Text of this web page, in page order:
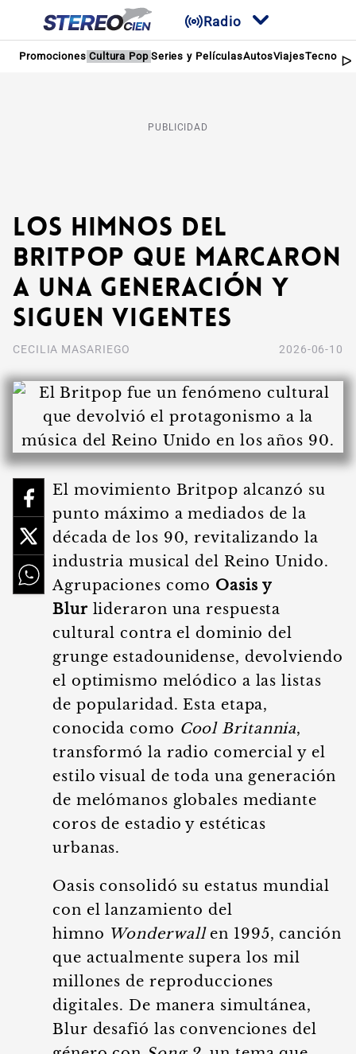
Radio
Promociones Cultura Pop Series y PelículasAutosViajes
PUBLICIDAD
Los himnos del
Britpop que marcaron
a una generación y
siguen vigentes
CECILIA MASARIEGO 2026-06-10
El movimiento Britpop alcanzó su
punto máximo a mediados de la
década de los 90, revitalizando la
industria musical del Reino Unido.
Agrupaciones como Oasis y
Blurlideraron una respuesta
cultural contra el dominio del
grunge estadounidense, devolviendo
el optimismo melódico a las listas
de popularidad. Esta etapa,
conocida como Cool Britannia,
transformó la radio comercial y el
estilo visual de toda una generación
de melómanos globales mediante
coros de estadio y estéticas
urbanas.
Oasis consolidó su estatus mundial
con el lanzamiento del
himno Wonderwallen 1995, canción
que actualmente supera los mil
millones de reproducciones
digitales. De manera simultánea,
Blur desafió las convenciones del